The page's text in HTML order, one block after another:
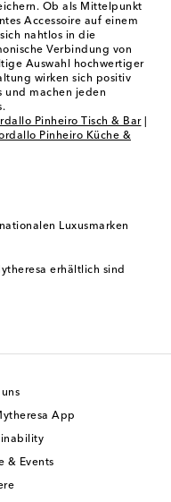
Ob als Mittelpunkt
Accessoire auf einem
nahtlos in die
Verbindung von
Auswahl hochwertiger
wirken sich positiv
und machen jeden
Pinheiro Tisch & Bar|
Pinheiro Küche &
Luxusmarken
erhältlich sind
App
& Events